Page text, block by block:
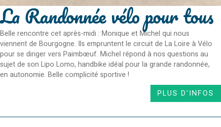
La Randonnée vélo pour tous
Belle rencontre cet après-midi : Monique et Michel qui nous
viennent de Bourgogne. Ils empruntent le circuit de La Loire à Vélo
pour se diriger vers Paimbœuf. Michel répond à nos questions au
sujet de son Lipo Lomo, handbike idéal pour la grande randonnée,
en autonomie. Belle complicité sportive !
PLUS D'INFOS